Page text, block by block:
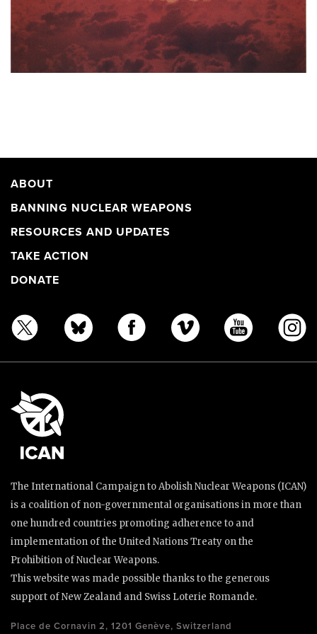
ABOUT
BANNING NUCLEAR WEAPONS
RESOURCES AND UPDATES
TAKE ACTION
DONATE
The International Campaign to Abolish Nuclear Weapons (ICAN)
is a coalition of non-governmental organisations in more than
one hundred countries promoting adherence to and
implementation of the United Nations Treaty on the
Prohibition of Nuclear Weapons.
This website was made possible thanks to the generous
support of New Zealand and Swiss Loterie Romande.
Place de Cornavin 2, 1201 Genève, Switzerland